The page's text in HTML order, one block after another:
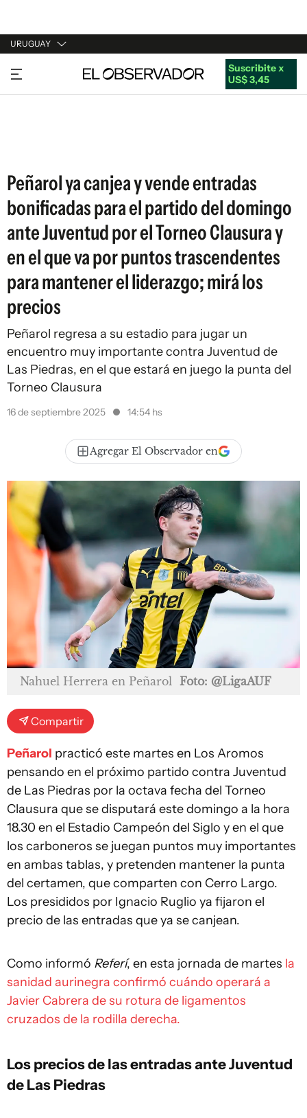
URUGUAY
URUGUAY
ARGENTINA
Suscribite x
US$ 3,45
Peñarol ya canjea y vende entradas
bonificadas para el partido del domingo
ante Juventud por el Torneo Clausura y
en el que va por puntos trascendentes
para mantener el liderazgo; mirá los
precios
Peñarol regresa a su estadio para jugar un
encuentro muy importante contra Juventud de
Las Piedras, en el que estará en juego la punta del
Torneo Clausura
16 de septiembre 2025 14:54 hs
Agregar El Observador en
Nahuel Herrera en Peñarol Foto: @LigaAUF
Compartir
Peñarol practicó este martes en Los Aromos
pensando en el próximo partido contra Juventud
de Las Piedras por la octava fecha del Torneo
Clausura que se disputará este domingo a la hora
18.30 en el Estadio Campeón del Siglo y en el que
los carboneros se juegan puntos muy importantes
en ambas tablas, y pretenden mantener la punta
del certamen, que comparten con Cerro Largo.
Los presididos por Ignacio Ruglio ya fijaron el
precio de las entradas que ya se canjean.
Como informó Referí, en esta jornada de martes la
sanidad aurinegra confirmó cuándo operará a
Javier Cabrera de su rotura de ligamentos
cruzados de la rodilla derecha.
Los precios de las entradas ante Juventud
de Las Piedras